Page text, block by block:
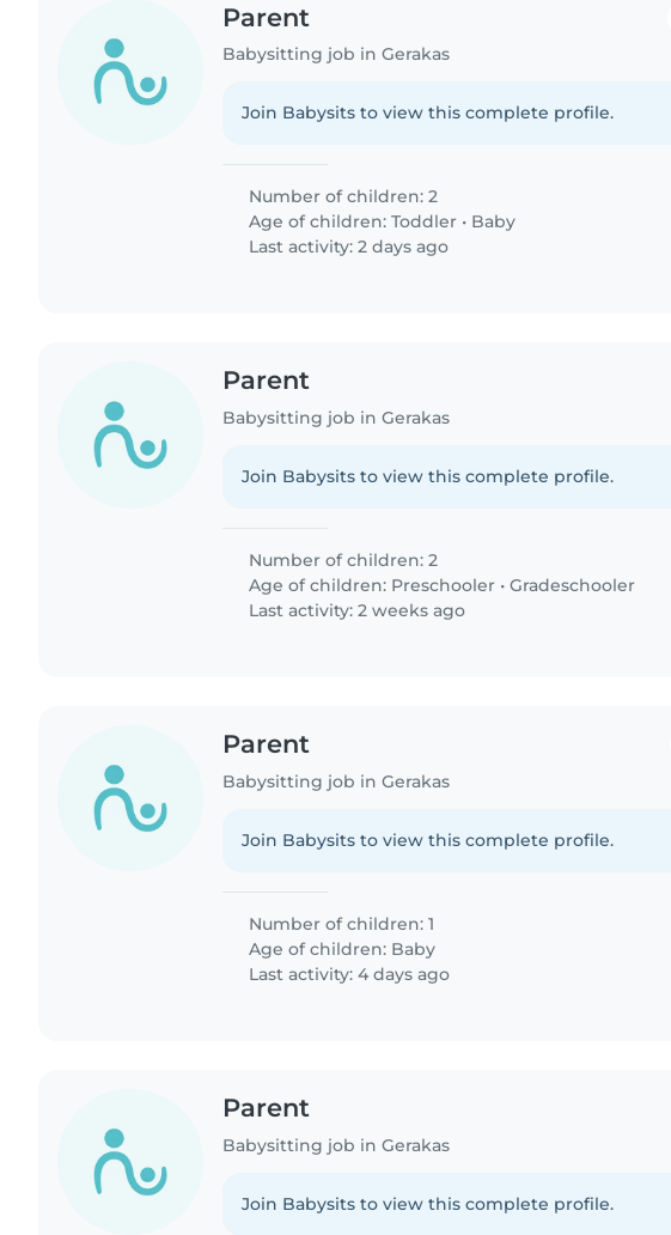
Parent
Babysitting job in Gerakas
Join Babysits to view this complete profile.
Number of children: 2
Age of children:Toddler • Baby
Last activity: 2 days ago
Parent
Babysitting job in Gerakas
Join Babysits to view this complete profile.
Number of children: 2
Age of children: Preschooler •Gradeschooler
Last activity: 2 weeks ago
Parent
Babysitting job in Gerakas
Join Babysits to view this complete profile.
Number of children: 1
Age of children: Baby
Last activity: 4 days ago
Parent
Babysitting job in Gerakas
Join Babysits to view this complete profile.